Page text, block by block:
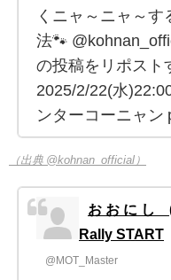
くニャ～ニャ～す
法🐾
の投稿をリポスト
2025/2/22(水
ンターコーニャン
（出典 @kohnan_official）
お お に し
Rally START
@MOT_Master